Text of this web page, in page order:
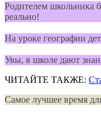
Родителем школьника
реально!
На уроке географии
Увы, в школе дают
ЧИТАЙТЕ ТАКЖЕ:
Самое лучшее время